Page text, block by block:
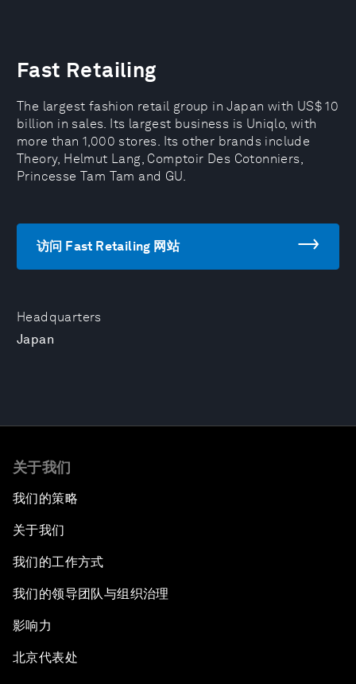
Headquarters
Japan
Fast Retailing
The largest fashion retail group in Japan with US$ 10
billion in sales. Its largest business is Uniqlo, with
more than 1,000 stores. Its other brands include
Theory, Helmut Lang, Comptoir Des Cotonniers,
Princesse Tam Tam and GU.
访问 Fast Retailing 网站
关于我们
我们的策略
关于我们
我们的工作方式
我们的领导团队与组织治理
影响力
北京代表处